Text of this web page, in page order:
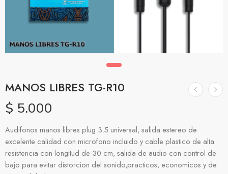
MANOS LIBRES TG-R10
$ 5.000
Audifonos manos libres plug 3.5 universal, salida estereo de
excelente calidad con microfono incluido y cable plastico de alta
resistencia con longitud de 30 cm, salida de audio con control de
bajo para evitar distorcion del sonido,practicos, economicos y de